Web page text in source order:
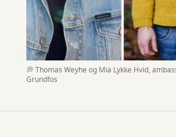
💭 Thomas Weyhe og Mia Lykke Hvid,
Grundfos